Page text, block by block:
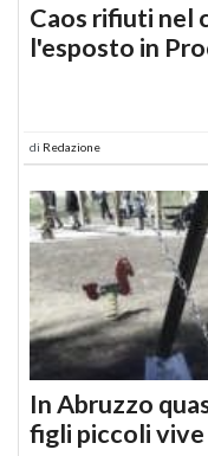
Caos rifiuti nel
l'esposto in
di Redazione
In Abruzzo
figli piccoli